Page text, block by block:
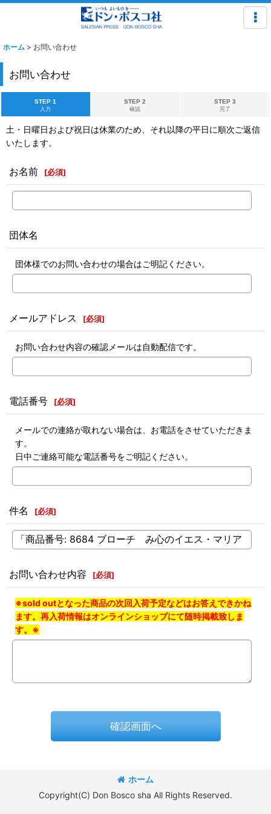
ホーム > お問い合わせ
お問い合わせ
STEP 1
入力
STEP 2
確認
STEP 3
完了
土・日曜日および祝日は休業のため、それ以降の平日に順次ご返信
いたします。
お名前 [必須]
団体名
団体様でのお問い合わせの場合はご明記ください。
メールアドレス [必須]
お問い合わせ内容の確認メールは自動配信です。
電話番号 [必須]
メールでの連絡が取れない場合は、お電話をさせていただきま
す。
日中ご連絡可能な電話番号をご明記ください。
件名 [必須]
お問い合わせ内容 [必須]
※sold outとなった商品の次回入荷予定などはお答えできかね
ます。再入荷情報はオンラインショップにて随時掲載致しま
す。※
確認画面へ
ホーム
Copyright(C) Don Bosco sha All Rights Reserved.